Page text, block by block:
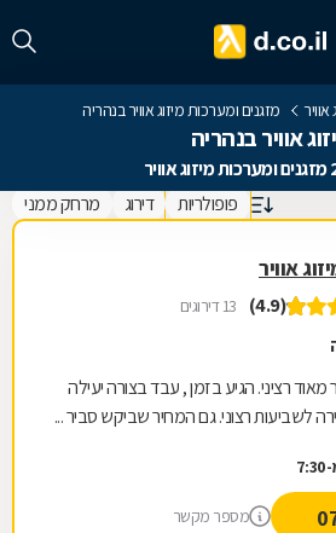
מזגנים ומערכות מיזוג אוויר בנהריה
אוויר בנהריה
פופולריות דירוג מרחק ממני
אוויר
(4.9) 13 דירוגים
מאוד רציני. הגיע בזמן , עבד בצורה יעילה
לשביעות רצוני. גם המחיר שביקש סביר ...
מספר מקשר